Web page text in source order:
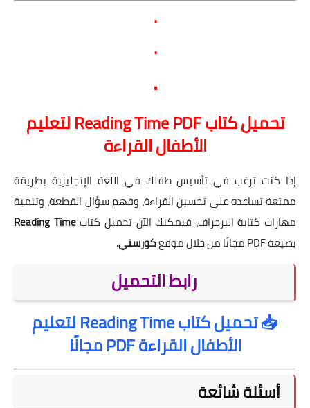
.
.
.
تحميل كتاب Reading Time PDF لتعليم
الأطفال القراءة
إذا كنت ترغب في تأسيس طفلك في اللغة الإنجليزية بطريقة
ممتعة تساعده على تحسين القراءة، وفهم سؤال القطعة، وتنمية
مهارات كتابة البرجراف، فيمكنك الآن تحميل كتابReading Time
بصيغة PDF مجانًا من خلال موقع
كورستي.
رابط التحميل
📥
تحميل كتاب Reading Time لتعليم
الأطفال القراءة PDF مجانًا
أسئلة شائعة